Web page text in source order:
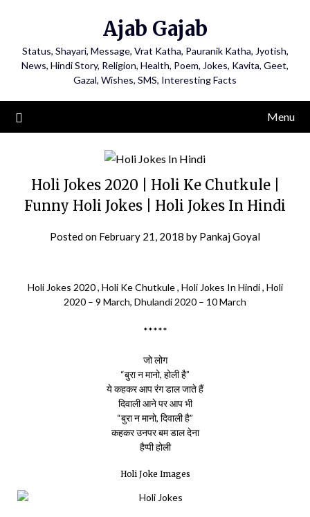
Ajab Gajab
Status, Shayari, Message, Vrat Katha, Pauranik Katha, Jyotish,
News, Hindi Story, Religion, Health, Poem, Jokes, Kavita, Geet,
Gazal, Wishes, SMS, Interesting Facts
Menu
Holi Jokes 2020 | Holi Ke Chutkule |
Funny Holi Jokes | Holi Jokes In Hindi
Posted on February 21, 2018 by Pankaj Goyal
Holi Jokes 2020 , Holi Ke Chutkule , Holi Jokes In Hindi , Holi
2020 – 9 March, Dhulandi 2020 – 10 March
*****
जो लोग
“बुरा न मानो, होली है”
ये कहकर आप रंग डाल जाते हैं
दिवाली आने पर आप भी
“बुरा न मानो, दिवाली है”
कहकर उनपर बम डाल देना
हैप्पी होली
Holi Joke Images